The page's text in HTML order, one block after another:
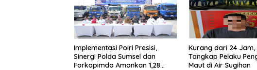
Implementasi Polri Presisi,
Sinergi Polda Sumsel dan
Forkopimda Amankan 1,28
Kurang dari 24 Jam,
Tangkap Pelaku
Maut di Air Sugihan